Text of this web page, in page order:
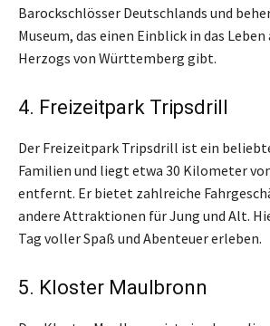
Barockschlösser Deutschlands und
Museum, das einen Einblick in das Leben
Herzogs von Württemberg gibt.
4. Freizeitpark Tripsdrill
Der Freizeitpark Tripsdrill ist ein
Familien und liegt etwa 30 Kilometer
entfernt. Er bietet zahlreiche
andere Attraktionen für Jung und Alt.
Tag voller Spaß und Abenteuer erleben.
5. Kloster Maulbronn